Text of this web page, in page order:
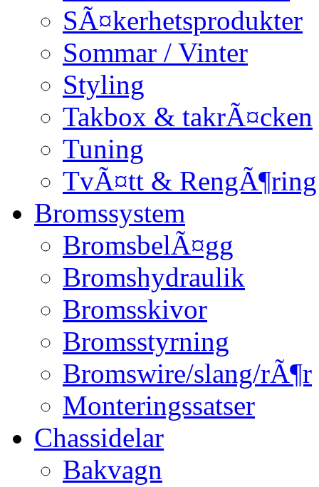
SÃ¤kerhetsprodukter
Sommar / Vinter
Styling
Takbox & takrÃ¤cken
Tuning
TvÃ¤tt & RengÃ¶ring
Bromssystem
BromsbelÃ¤gg
Bromshydraulik
Bromsskivor
Bromsstyrning
Bromswire/slang/rÃ¶r
Monteringssatser
Chassidelar
Bakvagn